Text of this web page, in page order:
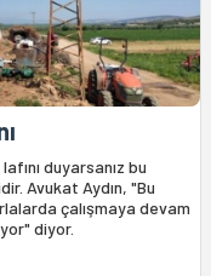
duyarsanız bu
Avukat Aydın, "Bu
çalışmaya devam
diyor.